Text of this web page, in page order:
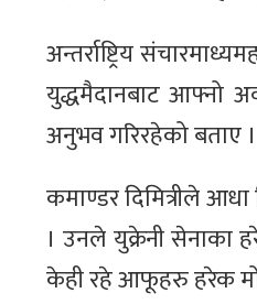
अन्तर्राष्ट्रिय
युद्धमैदानबाट आफ्नो
अनुभव गरिरहेको बताए ।
कमाण्डर दिमित्रीले
। उनले युक्रेनी सेनाका
केही रहे आफूहरु हरेक